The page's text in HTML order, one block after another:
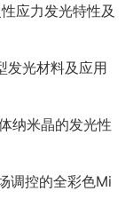
应力发光特性及
发光材料及应用
纳米晶的发光性
调控的全彩色Mi